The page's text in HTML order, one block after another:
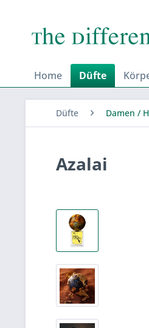
Home Düfte
Düfte Damen /
Azalai